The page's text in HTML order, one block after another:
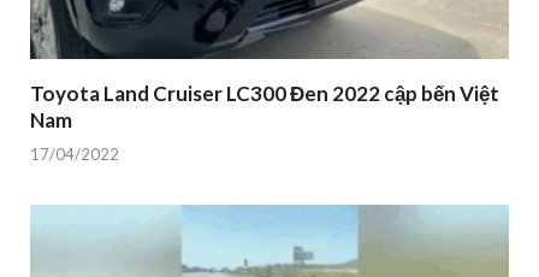
Toyota Land Cruiser LC300 Đen 2022 cập bến Việt
Nam
17/04/2022